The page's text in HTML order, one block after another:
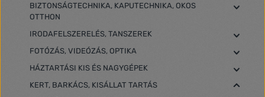
BIZTONSÁGTECHNIKA, KAPUTECHNIKA, OKOS
OTTHON
IRODAFELSZERELÉS, TANSZEREK
FOTÓZÁS, VIDEÓZÁS, OPTIKA
HÁZTARTÁSI KIS ÉS NAGYGÉPEK
KERT, BARKÁCS, KISÁLLAT TARTÁS